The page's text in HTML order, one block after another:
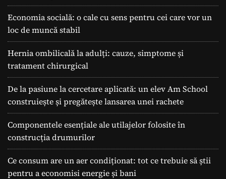
Economia socială: o cale cu sens pentru cei care vor un
loc de muncă stabil
Hernia ombilicală la adulți: cauze, simptome și
tratament chirurgical
De la pasiune la cercetare aplicată: un elev Am School
construiește și pregătește lansarea unei rachete
Componentele esențiale ale utilajelor folosite în
construcția drumurilor
Ce consum are un aer condiționat: tot ce trebuie să știi
pentru a economisi energie și bani